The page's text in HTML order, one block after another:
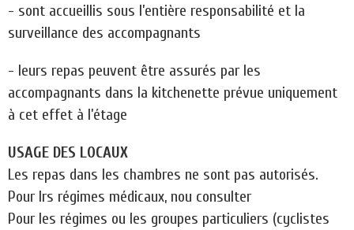
- sont accueillis sous l’entière responsabilité et la
surveillance des accompagnants
- leurs repas peuvent être assurés par les
accompagnants dans la kitchenette prévue uniquement
à cet effet à l’étage
USAGE DES LOCAUX
Les repas dans les chambres ne sont pas autorisés.
Pour lrs régimes médicaux, nou consulter
Pour les régimes ou les groupes particuliers (cyclistes